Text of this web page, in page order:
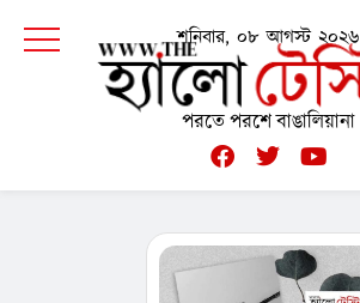
শনিবার, ০৮ আগস্ট ২০২৬
পরতে পরশে বাঙালিয়ানা